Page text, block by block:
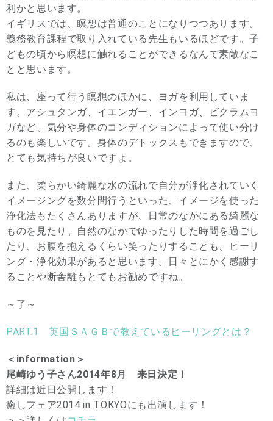
利かと思います。
イギリスでは、瞑想は普通のことになりつつあります。
義務教育課程で取り入れている先生もいるほどです。子
どもの頃から瞑想に触れることができるなんて素敵なこ
とと思います。
私は、座って行う瞑想のほかに、ヨガを利用していま
す。アシュタンガ、イエンガー、インヨガ、ビクラムヨ
ガなど、気分や身体のコンディションによって使い分け
るのも楽しいです。身体のデトックスもできますので、
とても気持ちが良いですよ。
また、柔らかい綺麗な水の流れで自分が浄化されていく
イメージングを数分間行うといった、イメージを使った
浄化法もたくさんありますが、日常のなかにある綺麗な
ものを見たり、自然のなかでゆったりした時間を過ごし
たり、お腹を抱えるくらい笑ったりすることも、ヒーリ
ング・浄化効果があると思います。日々とにかく感謝す
ることや断舎離もとてもお勧めですね。
～了～
PART.1 英国ＳＡＧＢで教えているヒーリングとは？
＜information＞
尾崎ゆう子さん2014年8月 来日決定！
詳細は近日公開します！
癒しフェア2014 in TOKYOにも出演します！